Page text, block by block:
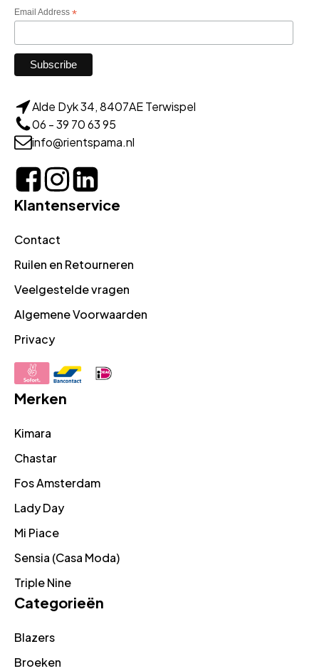
Email Address *
Alde Dyk 34, 8407AE Terwispel
06 - 39 70 63 95
info@rientspama.nl
Klantenservice
Contact
Ruilen en Retourneren
Veelgestelde vragen
Algemene Voorwaarden
Privacy
Merken
Kimara
Chastar
Fos Amsterdam
Lady Day
Mi Piace
Sensia (Casa Moda)
Triple Nine
Categorieën
Blazers
Broeken